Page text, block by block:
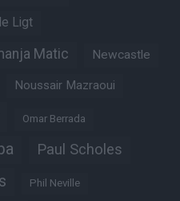
Ligt
Matic Newcastle
Noussair Mazraoui
Omar Berrada
Paul Scholes
Phil Neville